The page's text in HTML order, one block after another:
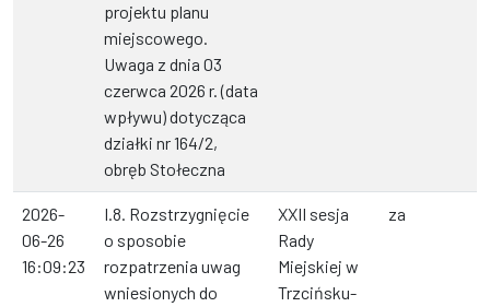
projektu planu
miejscowego.
Uwaga z dnia 03
czerwca 2026 r. (data
wpływu) dotycząca
działki nr 164/2,
obręb Stołeczna
2026-
06-26
16:09:23
I.8. Rozstrzygnięcie
o sposobie
rozpatrzenia uwag
wniesionych do
XXII sesja
Rady
Miejskiej w
Trzcińsku-
za